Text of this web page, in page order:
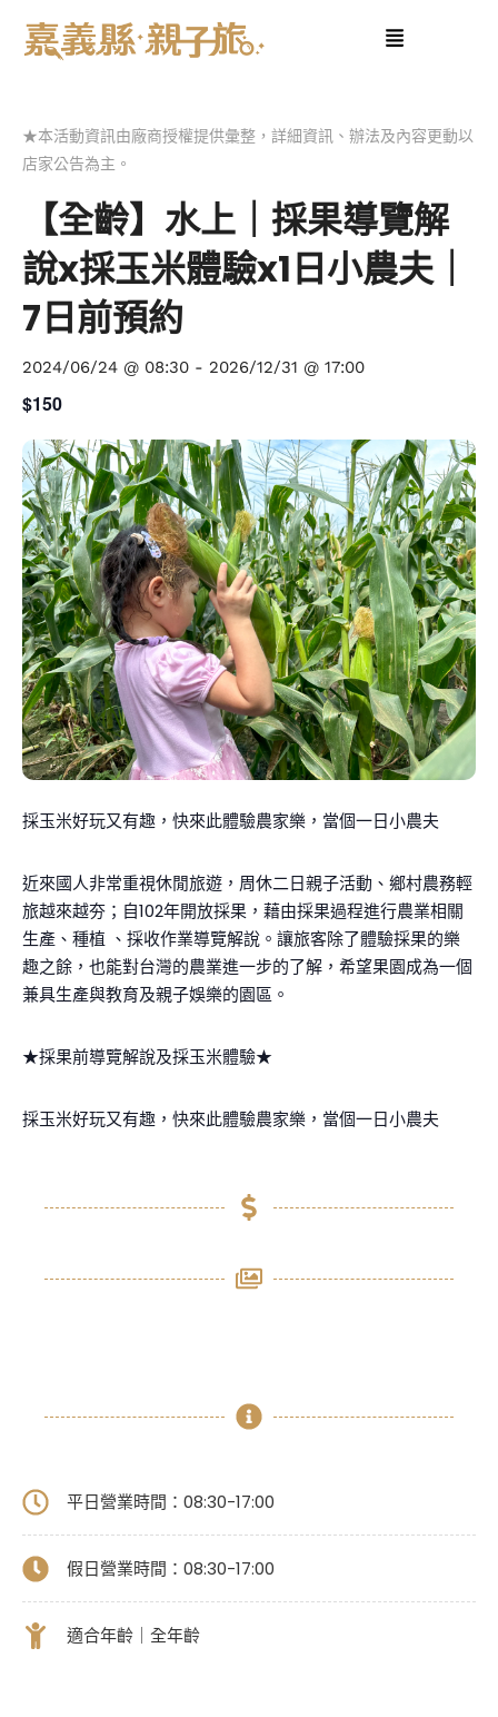
★本活動資訊由廠商授權提供彙整，詳細資訊、辦法及內容更動以
店家公告為主。
【全齡】水上｜採果導覽解
說x採玉米體驗x1日小農夫｜
7日前預約
2024/06/24 @ 08:30 - 2026/12/31 @ 17:00
$150
採玉米好玩又有趣，快來此體驗農家樂，當個一日小農夫
近來國人非常重視休閒旅遊，周休二日親子活動、鄉村農務輕
旅越來越夯；自102年開放採果，藉由採果過程進行農業相關
生產、種植 、採收作業導覽解說。讓旅客除了體驗採果的樂
趣之餘，也能對台灣的農業進一步的了解，希望果園成為一個
兼具生產與教育及親子娛樂的園區。
★採果前導覽解說及採玉米體驗★
採玉米好玩又有趣，快來此體驗農家樂，當個一日小農夫
平日營業時間：08:30-17:00
假日營業時間：08:30-17:00
適合年齡｜全年齡